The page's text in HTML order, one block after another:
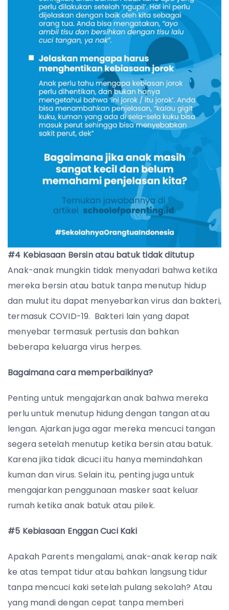
#4 Kebiasaan Bersin atau batuk tidak ditutup
Anak-anak mungkin tidak menyadari bahwa ketika
mereka bersin atau batuk tanpa menutup hidup
dan mulut itu dapat menyebarkan virus dan bakteri,
termasuk COVID-19. Bakteri lain yang dapat
menyebar termasuk pertusis dan bahkan
beberapa keluarga virus herpes.
Bagaimana cara memperbaikinya?
Penting untuk mengajarkan anak bahwa mereka
perlu untuk menutup hidung dengan tangan atau
lengan. Ajarkan juga agar mereka mencuci tangan
segera setelah menutup ketika bersin atau batuk.
Karena jika tidak dicuci itu hanya memindahkan
kuman dan virus.Selain itu, penting juga untuk
mengajarkan penggunaan masker saat keluar
rumah ketika anak batuk atau pilek.
#5 Kebiasaan Enggan Cuci Kaki
Apakah Parents mengalami, anak-anak kerap naik
ke atas tempat tidur atau bahkan langsung tidur
tanpa mencuci kaki setelah pulang sekolah? Atau
yang mandi dengan cepat tanpa memberi